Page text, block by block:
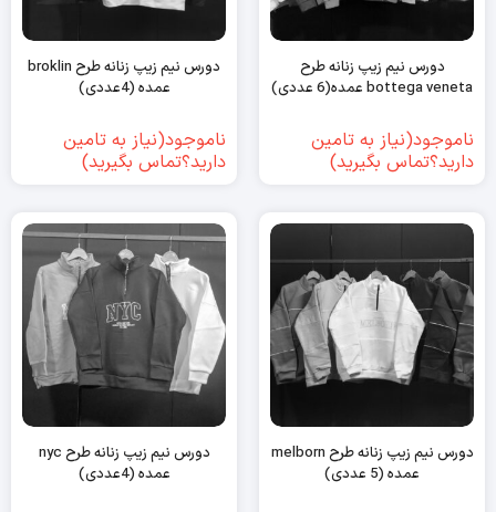
دورس نیم زیپ زنانه طرح
bottega veneta عمده(6 عددی)
ناموجود(نیاز به تامین
دارید؟تماس بگیرید)
دورس نیم زیپ زنانه طرح broklin
عمده (4عددی)
ناموجود(نیاز به تامین
دارید؟تماس بگیرید)
دورس نیم زیپ زنانه طرح melborn
عمده (5 عددی)
دورس نیم زیپ زنانه طرح nyc
عمده (4عددی)